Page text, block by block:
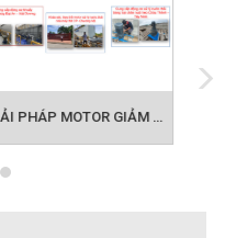
GIẢI PHÁP MOTOR BÃI ĐẬU XE THÔNG MINH